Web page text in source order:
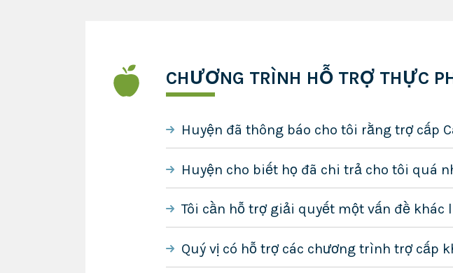
CHƯƠNG TRÌNH HỖ TRỢ THỰC
Huyện đã thông báo cho tôi rằng trợ cấp
Huyện cho biết họ đã chi trả cho tôi quá
Tôi cần hỗ trợ giải quyết một vấn đề
Quý vị có hỗ trợ các chương trình trợ cấp